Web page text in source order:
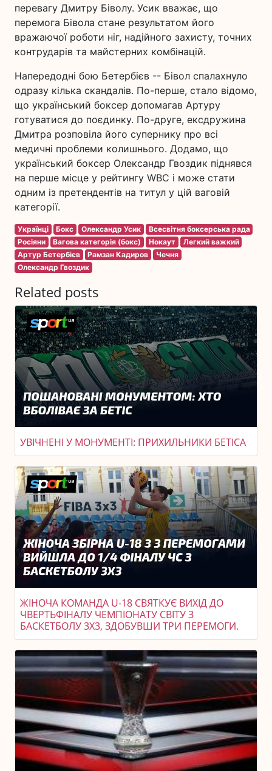
перевагу Дмитру Біволу. Усик вважає, що
перемога Бівола стане результатом його
вражаючої роботи ніг, надійного захисту, точних
контрударів та майстерних комбінацій.
Напередодні бою Бетербієв -- Бівол спалахнуло
одразу кілька скандалів. По-перше, стало відомо,
що український боксер допомагав Артуру
готуватися до поєдинку. По-друге, ексдружина
Дмитра розповіла його супернику про всі
медичні проблеми колишнього. Додамо, що
український боксер Олександр Гвоздик піднявся
на перше місце у рейтингу WBC і може стати
одним із претендентів на титул у цій ваговій
категорії.
Українці Бокс Олександр Усик
Всесвітня боксерська рада
Росіяни
Вагова категорія (бокс) Нокаут
Легкий важкий
Артур Бетербієв
Рамзан Кадиров
Чечня
Олександр Гвоздик
Related posts
УВІЧНЕНІ У МОНУМЕНТІ: ПРИХИЛЬНИКИ БЕТІСА
ЖІНОЧА КОМАНДА U-18 СВЯТКУЄ ВИХІД ДО
ЧВЕРТЬФІНАЛУ ЧЕМПІОНАТУ СВІТУ З
БАСКЕТБОЛУ 3X3, ЗДОБУВШИ ТРИ ПЕРЕМОГИ.